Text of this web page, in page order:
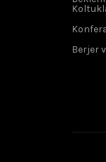
Berjer